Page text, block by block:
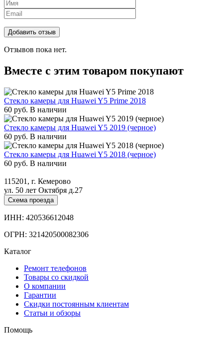
Отзывов пока нет.
Вместе с этим товаром покупают
Стекло камеры для Huawei Y5 Prime 2018
60 руб. В наличии
Стекло камеры для Huawei Y5 2019 (черное)
60 руб. В наличии
Стекло камеры для Huawei Y5 2018 (черное)
60 руб. В наличии
115201, г. Кемерово
ул. 50 лет Октября д.27
Схема проезда
ИНН: 420536612048
ОГРН: 321420500082306
Каталог
Ремонт телефонов
Товары со скидкой
О компании
Гарантии
Скидки постоянным клиентам
Статьи и обзоры
Помощь